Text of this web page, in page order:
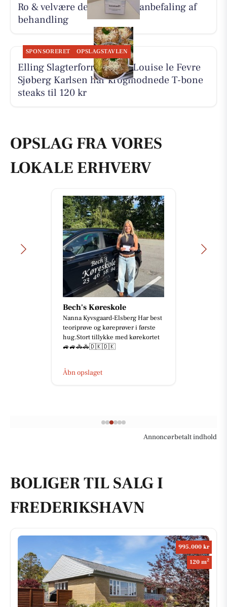
Ro & velvære deler Hennys anbefaling af
behandling
SPONSORERET OPSLAGSTAVLEN
Elling Slagterforretning v/Louise le Fevre
Sjøberg Karlsen har krogmodnede T-bone
steaks til 120 kr
OPSLAG FRA VORES
LOKALE ERHVERV
Bech's Køreskole
Nanna Kyvsgaard-Elsberg Har best
teoriprøve og køreprøver i første
hug.Stort tillykke med kørekortet
🚙🚙🚓🚓🇩🇰🇩🇰
Åbn opslaget
Annoncørbetalt indhold
BOLIGER TIL SALG I
FREDERIKSHAVN
995.000 kr
120 m2